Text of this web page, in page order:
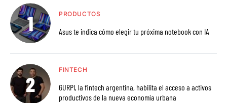
PRODUCTOS
Asus te indica cómo elegir tu próxima notebook con IA
FINTECH
GURPI, la fintech argentina, habilita el acceso a activos
productivos de la nueva economía urbana